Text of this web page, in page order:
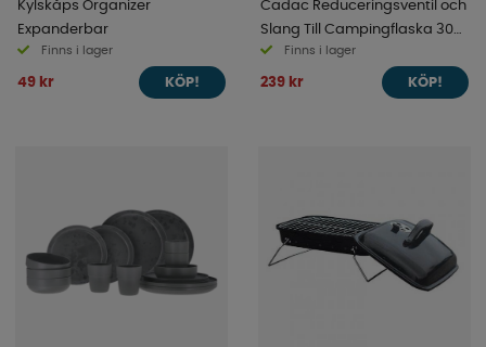
Kylskåps Organizer
Expanderbar
Finns i lager
49 kr KÖP!
Cadac Reduceringsventil och
Slang Till Campingflaska 30
mbarFinns i lager
239 kr KÖP!